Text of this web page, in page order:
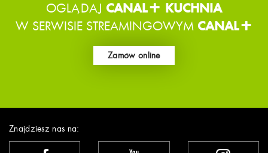
OGLĄDAJ CANAL+ KUCHNIA
W SERWISIE STREAMINGOWYM CANAL+
Zamów online
Znajdziesz nas na: